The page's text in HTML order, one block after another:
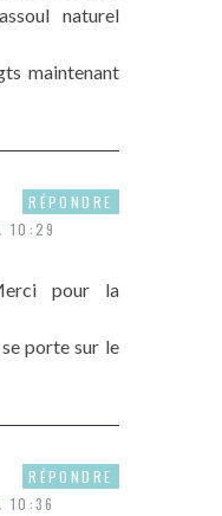
naturel
maintenant
10:29
pour la
porte sur le
RÉPONDRE
10:36
RÉPONDRE